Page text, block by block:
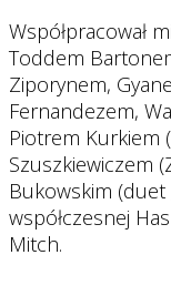
Współpracował
Toddem
Ziporynem,
Fernandezem,
Piotrem Kurkiem
Szuszkiewiczem
Bukowskim (duet
współczesnej
Mitch.